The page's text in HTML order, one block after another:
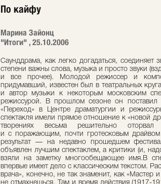
По кайфу
Марина Зайонц
"Итоги" , 25.10.2006
Саунддрама, как легко догадаться, соединяет
степени важны слова, музыка и просто звуки
и все прочее). Молодой режиссер и
придумавший, известен был в театральных
и автор музыки к некоторым московским
режиссурой. В прошлом сезоне он поставил
«Переход» в Центре драматургии и
спектакля имели прямое отношение к «новой
творениях весьма решительно оторвал
и с поражающим, почти гротесковым
результат — на недавно прошедшем
объявлен лучшим спектаклем, а критики (и,
взяли на заметку многообещающее имя.В
впервые имеет дело с классическим текстом.
врача», конечно, не так знаменит, как «Мастер